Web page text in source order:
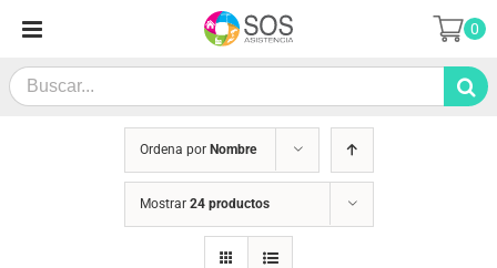
contenido
Search
for:
0
Ordena por Nombre
Mostrar 24 productos